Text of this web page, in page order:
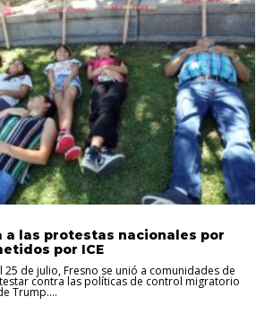
a las protestas nacionales por
por ICE
25 de julio, Fresno se unió a comunidades de
contra las políticas de control migratorio
Trump....